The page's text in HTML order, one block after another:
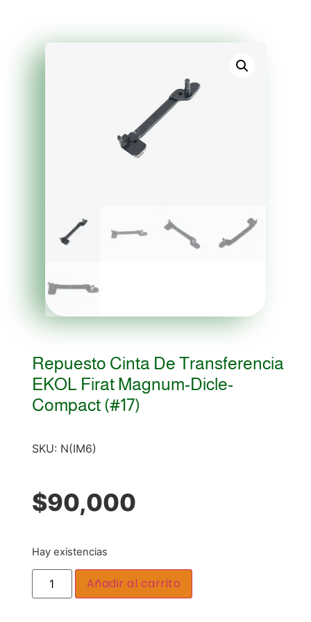
Repuesto Cinta De Transferencia
EKOL Firat Magnum-Dicle-
Compact (#17)
SKU: N(IM6)
$90,000
Hay existencias
Añadir al carrito